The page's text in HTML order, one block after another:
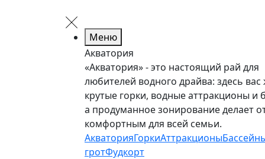
Меню
Акватория
«Акватория» - это настоящий рай для
любителей водного драйва: здесь вас
крутые горки, водные аттракционы и
а продуманное зонирование делает
комфортным для всей семьи.
АкваторияГоркиАттракционы
гротФудкорт